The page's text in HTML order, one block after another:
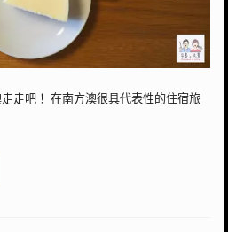
走吧！ 在南方澳很具代表性的住宿旅